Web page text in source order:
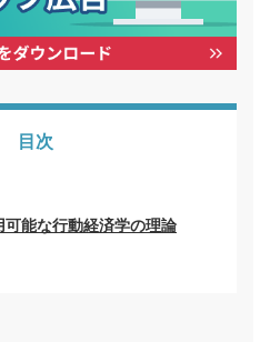
目次
能な行動経済学の理論